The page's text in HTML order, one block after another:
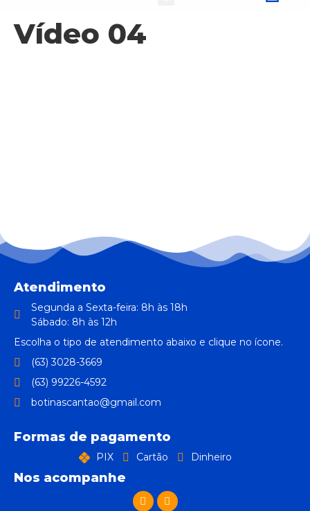
Vídeo 04
Atendimento
Segunda a Sexta-feira: 8h às 18h
Sábado: 8h às 12h
Escolha o tipo de atendimento abaixo e clique no ícone.
(63) 3028-3669
(63) 99226-4592
botinascantao@gmail.com
Formas de pagamento
PIX Cartão Dinheiro
Nos acompanhe